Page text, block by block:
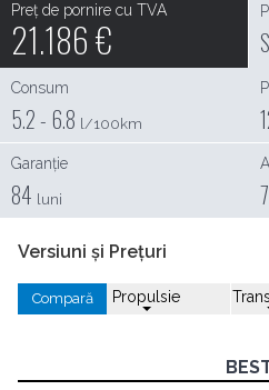
Preț de pornire cu TVA
21.186€
Consum
5.2 - 6.8 l/100km
Garanție
84 luni
Versiuni și Prețuri
Compară Propulsie